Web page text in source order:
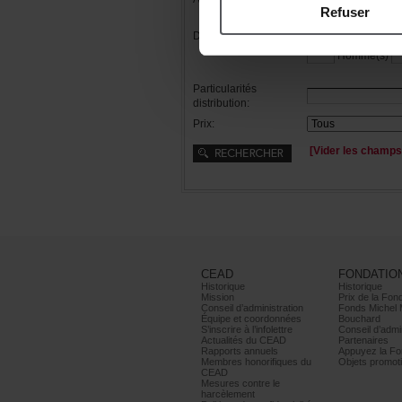
Refuser
Distribution: Femme(s)
Homme(s)
Particularités
distribution:
Prix:
CEAD
Historique
Mission
Conseild’administration
Équipeetcoordonnées
S’inscrireàl’infolettre
ActualitésduCEAD
Rapportsannuels
Membreshonorifiquesdu
CEAD
Mesurescontrele
harcèlement
Historique
Bouchard
Partenaires